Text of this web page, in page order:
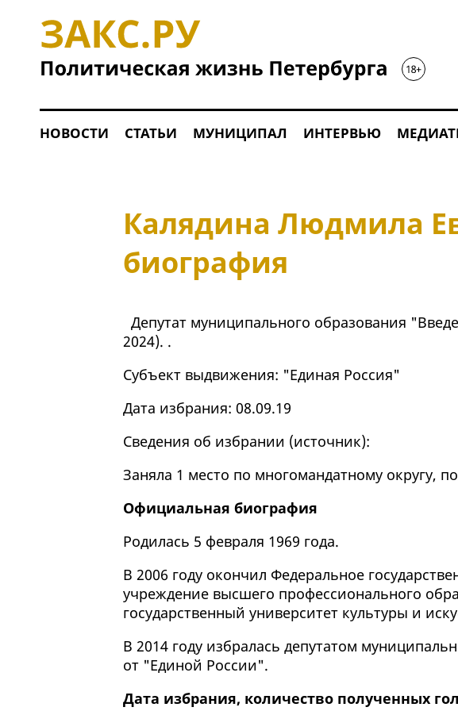
НОВОСТИ СТАТЬИ МУНИЦИПАЛ ИНТЕРВЬЮ
Калядина Людмила
биография
Депутат муниципального образования
2024). .
Субъект выдвижения: "Единая Россия"
Дата избрания: 08.09.19
Сведения об избрании (источник):
Заняла 1 место по многомандатному округу,
Официальная биография
Родилась 5 февраля 1969 года.
В 2006 году окончил Федеральное
учреждение высшего профессионального
государственный университет культуры и
В 2014 году избралась депутатом
от "Единой России".
Дата избрания, количество полученных